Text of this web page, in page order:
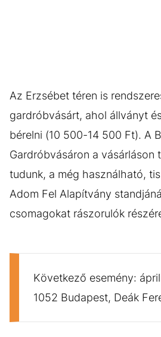
Az Erzsébet téren is
gardróbvásárt, ahol állványt
bérelni (10 500-14 500 Ft). A
Gardróbvásáron a vásárláson
tudunk, a még használható,
Adom Fel Alapítvány
csomagokat rászorulók
Következő esemény:
1052 Budapest, Deák